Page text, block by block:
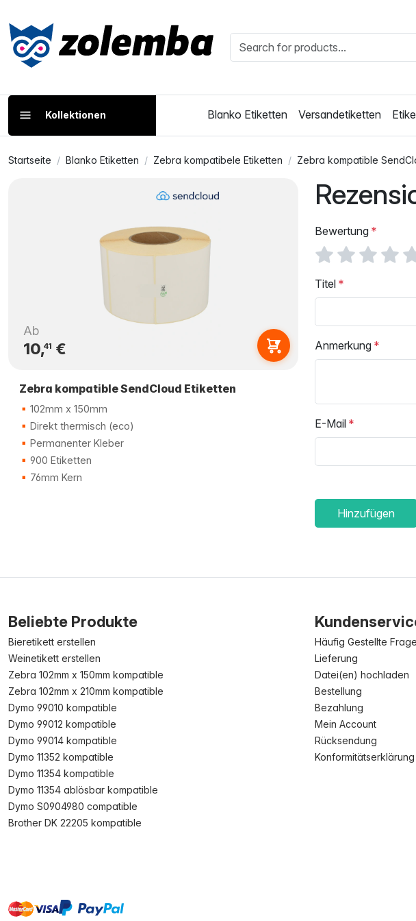
Kollektionen Blanko Etiketten Versandetiketten
Startseite Blanko Etiketten Zebra kompatibele Etiketten Zebra kompatible
Ab
10,41 €
Zebra kompatible SendCloud Etiketten
102mm x 150mm
Direkt thermisch (eco)
Permanenter Kleber
900 Etiketten
76mm Kern
Bewertung
Titel
Anmerkung
E-Mail
Hinzufügen
Beliebte Produkte
Bieretikett erstellen
Weinetikett erstellen
Zebra 102mm x 150mm kompatible
Zebra 102mm x 210mm kompatible
Dymo 99010 kompatible
Dymo 99012 kompatible
Dymo 99014 kompatible
Dymo 11352 kompatible
Dymo 11354 kompatible
Dymo 11354 ablösbar kompatible
Dymo S0904980 compatible
Brother DK 22205 kompatible
Häufig Gestellte
Lieferung
Datei(en) hochladen
Bestellung
Bezahlung
Mein Account
Rücksendung
Konformitätserklärung
mastervisa paypal